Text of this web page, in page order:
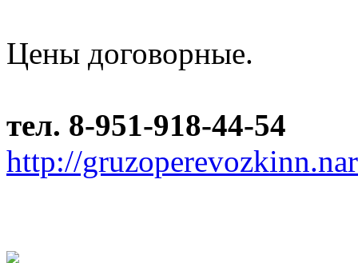
Цены договорные.
тел. 8-951-918-44-54
http://